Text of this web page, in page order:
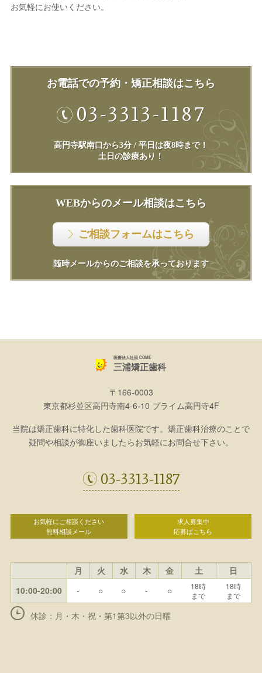
お気軽にお使いください。
お電話での予約・矯正相談はこちら
03-3313-1187
高円寺駅南口から3分 / 平日は夜8時まで！
土日の診療あり！
WEBからのメール相談はこちら
ご相談フォームはこちら
随時メールからのご相談を承っております
医療法人社団 COME
三浦矯正歯科
〒166-0003
東京都杉並区高円寺南4-6-10 プライム高円寺4F
当院は矯正歯科に特化した歯科医院です。矯正歯科治療のことで
疑問や相談が御座いましたらお気軽にお問合せ下さい。
03-3313-1187
お気軽にご相談ください
無料相談メール
求人募集中
応募はこちら
月 火 水 木 金 土
日
10:00-20:00
- ○ ○ - ○
18時
まで
18時
まで
休診：月・木・祝・第1第3以外の日曜